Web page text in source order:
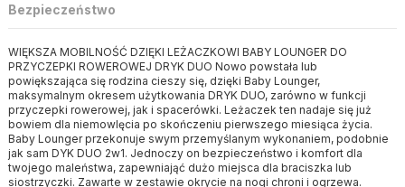
Bezpieczeństwo
WIĘKSZA MOBILNOŚĆ DZIĘKI LEŻACZKOWI BABY LOUNGER DO
PRZYCZEPKI ROWEROWEJ DRYK DUO Nowo powstała lub
powiększająca się rodzina cieszy się, dzięki Baby Lounger,
maksymalnym okresem użytkowania DRYK DUO, zarówno w funkcji
przyczepki rowerowej, jak i spacerówki. Leżaczek ten nadaje się już
bowiem dla niemowlęcia po skończeniu pierwszego miesiąca życia.
Baby Lounger przekonuje swym przemyślanym wykonaniem, podobnie
jak sam DYK DUO 2w1. Jednoczy on bezpieczeństwo i komfort dla
twojego maleństwa, zapewniająć dużo miejsca dla braciszka lub
siostrzyczki. Zawarte w zestawie okrycie na nogi chroni i ogrzewa.